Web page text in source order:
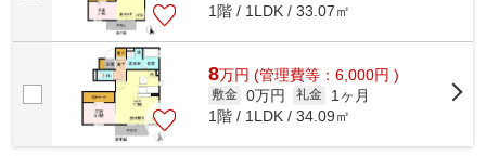
1階 / 1LDK / 33.07㎡
8万円 (管理費等：6,000円 )
敷金 0万円 礼金
1ヶ月
1階 / 1LDK / 34.09㎡